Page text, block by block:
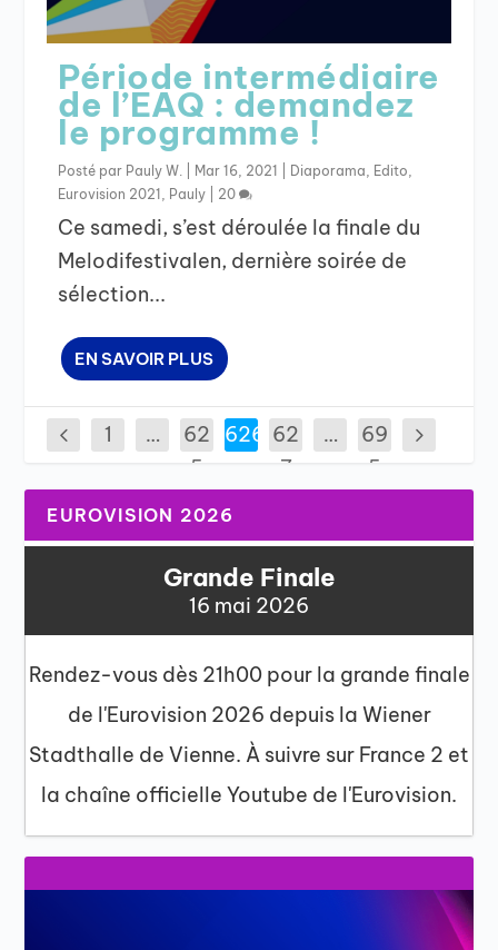
Période intermédiaire
de l’EAQ : demandez
le programme !
Posté par Pauly W. Mar 16, 2021 Diaporama Edito
Eurovision 2021
Pauly 20
Ce samedi, s’est déroulée la finale du
Melodifestivalen, dernière soirée de
sélection...
EN SAVOIR PLUS
1 …
62
5
626
62
7
…
69
5
EUROVISION 2026
Grande Finale
16 mai 2026
Rendez-vous dès 21h00 pour la grande finale
de l'Eurovision 2026 depuis la Wiener
Stadthalle de Vienne. À suivre sur France 2 et
la chaîne officielle Youtube de l'Eurovision.